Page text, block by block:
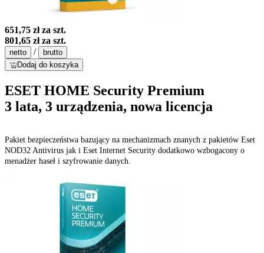
651,75 złza szt.
801,65 złza szt.
netto /
brutto
Dodaj do koszyka
ESET HOME Security Premium
3 lata, 3 urządzenia, nowa licencja
Pakiet bezpieczeństwa bazujący na mechanizmach znanych z pakietów Eset
NOD32 Antivirus jak i Eset Internet Security dodatkowo wzbogacony o
menadżer haseł i szyfrowanie danych.